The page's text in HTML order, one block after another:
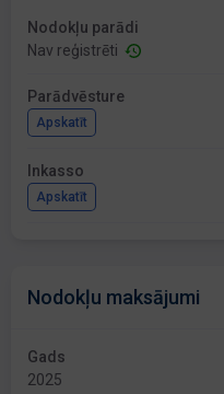
Nodokļu parādi
Nav reģistrēti
Parādvēsture
Apskatīt
Inkasso
Apskatīt
Nodokļu maksājumi
Gads
2025